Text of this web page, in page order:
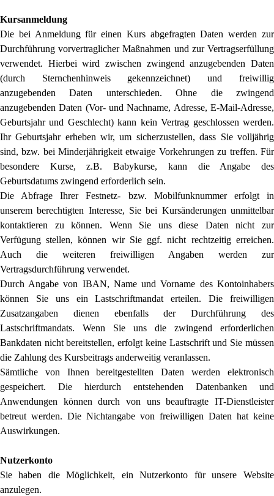
Kursanmeldung
Die bei Anmeldung für einen Kurs abgefragten Daten werden zur
Durchführung vorvertraglicher Maßnahmen und zur Vertragserfüllung
verwendet. Hierbei wird zwischen zwingend anzugebenden Daten
(durch Sternchenhinweis gekennzeichnet) und freiwillig
anzugebenden Daten unterschieden. Ohne die zwingend
anzugebenden Daten (Vor- und Nachname, Adresse, E-Mail-Adresse,
Geburtsjahr und Geschlecht)kann kein Vertrag geschlossen werden.
Ihr Geburtsjahr erheben wir, um sicherzustellen, dass Sie volljährig
sind, bzw. bei Minderjährigkeit etwaige Vorkehrungen zu treffen. Für
besondere Kurse, z.B. Babykurse, kann die Angabe des
Geburtsdatums zwingend erforderlich sein.
Die Abfrage Ihrer Festnetz- bzw. Mobilfunknummer erfolgt in
unserem berechtigten Interesse, Sie bei Kursänderungen unmittelbar
kontaktieren zu können. Wenn Sie uns diese Daten nicht zur
Verfügung stellen, können wir Sie ggf. nicht rechtzeitig erreichen.
Auch die weiteren freiwilligen Angaben werden zur
Vertragsdurchführung verwendet.
Durch Angabe von IBAN, Name und Vorname des Kontoinhabers
können Sie uns ein Lastschriftmandat erteilen. Die freiwilligen
Zusatzangaben dienen ebenfalls der Durchführung des
Lastschriftmandats. Wenn Sie uns die zwingend erforderlichen
Bankdaten nicht bereitstellen, erfolgt keine Lastschrift und Sie müssen
die Zahlung des Kursbeitrags anderweitig veranlassen.
Sämtliche von Ihnen bereitgestellten Daten werden elektronisch
gespeichert. Die hierdurch entstehenden Datenbanken und
Anwendungen können durch von uns beauftragte IT-Dienstleister
betreut werden. Die Nichtangabe von freiwilligen Daten hat keine
Auswirkungen.
Nutzerkonto
Sie haben die Möglichkeit, ein Nutzerkonto für unsere Website
anzulegen.